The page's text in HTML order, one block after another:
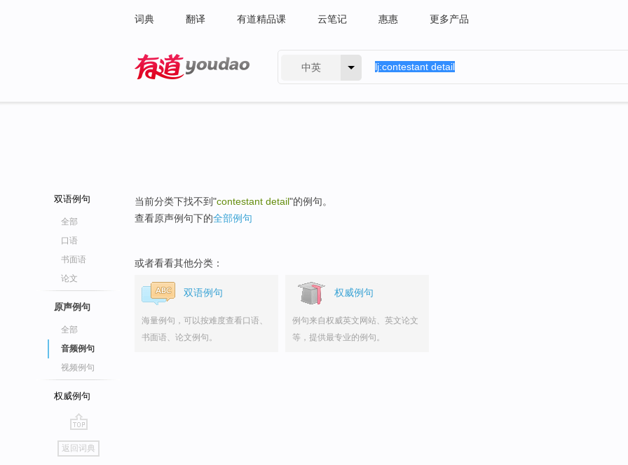
词典 翻译 有道精品课 云笔记 惠惠 更多产品
中英
双语例句
全部
口语
书面语
论文
原声例句
全部
音频例句
视频例句
权威例句
go
top
返回词典
当前分类下找不到"contestant detail"的例句。
查看原声例句下的全部例句
或者看看其他分类：
双语例句
海量例句，可以按难度查看口语、
书面语、论文例句。
权威例句
例句来自权威英文网站、英文论文
等，提供最专业的例句。